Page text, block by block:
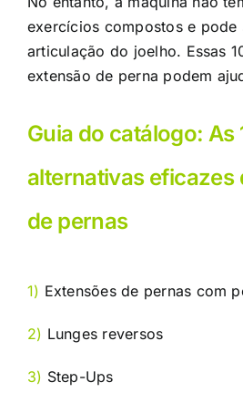
exercícios compostos e pode
articulação do joelho. Essas
extensão de perna podem
Guia do catálogo: As
alternativas eficazes
de pernas
1) Extensões de pernas com
2) Lunges reversos
3) Step-Ups